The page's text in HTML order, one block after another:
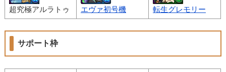
超究極アルラトゥ エヴァ初号機 転生グレモリー
サポート枠